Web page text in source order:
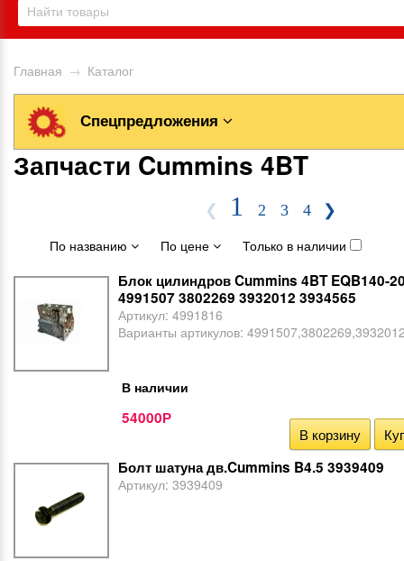
Главная → Каталог
Спецпредложения
Запчасти Cummins 4BT
❮ 1 2 3 4
❯
По названию
По цене Только в наличии
Блок цилиндров Cummins 4BT EQB140-
4991507 3802269 3932012 3934565
Артикул: 4991816
Варианты артикулов:
В наличии
54000Р
В корзину
Болт шатуна дв.Cummins B4.5 3939409
Артикул: 3939409